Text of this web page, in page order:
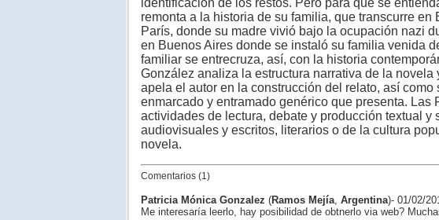
identificación de los restos. Pero para que se
remonta a la historia de su familia, que transcurre en
París, donde su madre vivió bajo la ocupación nazi
en Buenos Aires donde se instaló su familia venida
familiar se entrecruza, así, con la historia
González analiza la estructura narrativa de la
apela el autor en la construcción del relato, así
enmarcado y entramado genérico que presenta. Las
actividades de lectura, debate y producción textual y
audiovisuales y escritos, literarios o de la cultura
novela.
Comentarios (1)
Patricia Mónica Gonzalez (Ramos Mejía, Argentina)- 01/02/
Me interesaría leerlo, hay posibilidad de obtnerlo via web?